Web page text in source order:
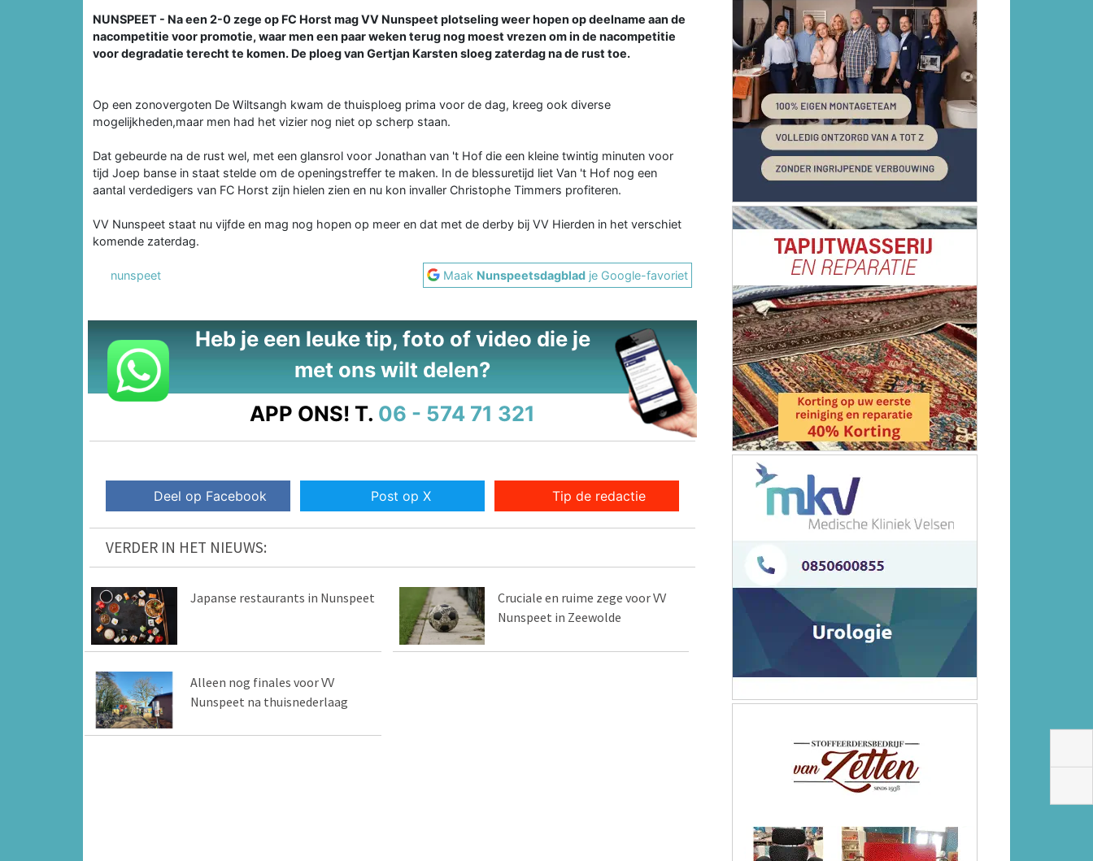
NUNSPEET - Na een 2-0 zege op FC Horst mag VV Nunspeet plotseling weer hopen op deelname aan de
nacompetitie voor promotie, waar men een paar weken terug nog moest vrezen om in de nacompetitie
voor degradatie terecht te komen. De ploeg van Gertjan Karsten sloeg zaterdag na de rust toe.
Op een zonovergoten De Wiltsangh kwam de thuisploeg prima voor de dag, kreeg ook diverse
mogelijkheden,maar men had het vizier nog niet op scherp staan.
Dat gebeurde na de rust wel, met een glansrol voor Jonathan van 't Hof die een kleine twintig minuten voor
tijd Joep banse in staat stelde om de openingstreffer te maken. In de blessuretijd liet Van 't Hof nog een
aantal verdedigers van FC Horst zijn hielen zien en nu kon invaller Christophe Timmers profiteren.
VV Nunspeet staat nu vijfde en mag nog hopen op meer en dat met de derby bij VV Hierden in het verschiet
komende zaterdag.
nunspeet Maak Nunspeetsdagblad je Google-favoriet
Heb je een leuke tip, foto of video die je
met ons wilt delen?
APP ONS! T. 06 - 574 71 321
Deel op Facebook Post op X Tip de redactie
VERDER IN HET NIEUWS:
Japanse restaurants in Nunspeet
Cruciale en ruime zege voor VV
Nunspeet in Zeewolde
Alleen nog finales voor VV
Nunspeet na thuisnederlaag